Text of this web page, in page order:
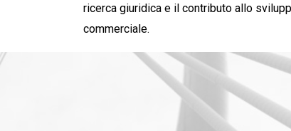
ricerca giuridica e il contributo allo
commerciale.